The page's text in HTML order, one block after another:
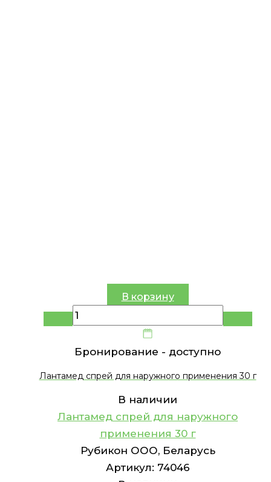
В корзину
Бронирование - доступно
Лантамед спрей для наружного применения 30 г
В наличии
Лантамед спрей для наружного
применения 30 г
Рубикон ООО, Беларусь
Артикул: 74046